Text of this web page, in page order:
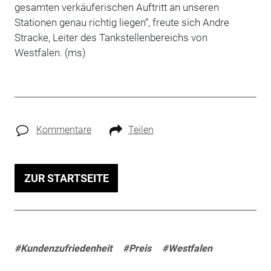
gesamten verkäuferischen Auftritt an unseren
Stationen genau richtig liegen“, freute sich Andre
Stracke, Leiter des Tankstellenbereichs von
Westfalen. (ms)
Kommentare Teilen
ZUR STARTSEITE
#Kundenzufriedenheit #Preis #Westfalen